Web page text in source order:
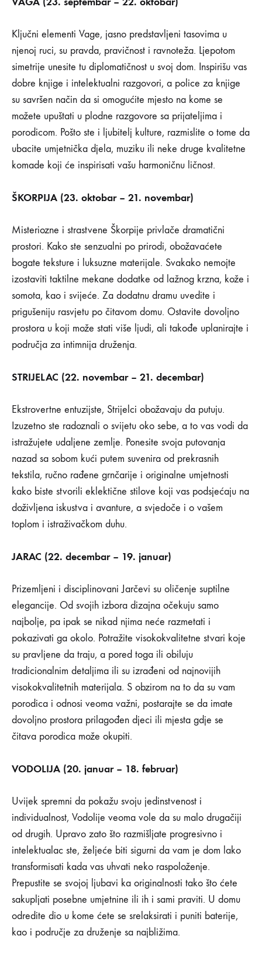
Ključni elementi Vage, jasno predstavljeni tasovima u
njenoj ruci, su pravda, pravičnost i ravnoteža. Ljepotom
simetrije unesite tu diplomatičnost u svoj dom. Inspirišu vas
dobre knjige i intelektualni razgovori, a police za knjige
su savršen način da si omogućite mjesto na kome se
možete upuštati u plodne razgovore sa prijateljima i
porodicom. Pošto ste i ljubitelj kulture, razmislite o tome da
ubacite umjetnička djela, muziku ili neke druge kvalitetne
komade koji će inspirisati vašu harmoničnu ličnost.
ŠKORPIJA (23. oktobar – 21. novembar)
Misteriozne i strastvene Škorpije privlače dramatični
prostori. Kako ste senzualni po prirodi, obožavaćete
bogate teksture i luksuzne materijale. Svakako nemojte
izostaviti taktilne mekane dodatke od lažnog krzna, kože i
somota, kao i svijeće. Za dodatnu dramu uvedite i
prigušeniju rasvjetu po čitavom domu. Ostavite dovoljno
prostora u koji može stati više ljudi, ali takođe uplanirajte i
područja za intimnija druženja.
STRIJELAC (22. novembar – 21. decembar)
Ekstrovertne entuzijste, Strijelci obožavaju da putuju.
Izuzetno ste radoznali o svijetu oko sebe, a to vas vodi da
istražujete udaljene zemlje. Ponesite svoja putovanja
nazad sa sobom kući putem suvenira od prekrasnih
tekstila, ručno rađene grnčarije i originalne umjetnosti
kako biste stvorili eklektične stilove koji vas podsjećaju na
doživljena iskustva i avanture, a svjedoče i o vašem
toplom i istraživačkom duhu.
JARAC (22. decembar – 19. januar)
Prizemljeni i disciplinovani Jarčevi su oličenje suptilne
elegancije. Od svojih izbora dizajna očekuju samo
najbolje, pa ipak se nikad njima neće razmetati i
pokazivati ga okolo. Potražite visokokvalitetne stvari koje
su pravljene da traju, a pored toga ili obiluju
tradicionalnim detaljima ili su izrađeni od najnovijih
visokokvalitetnih materijala. S obzirom na to da su vam
porodica i odnosi veoma važni, postarajte se da imate
dovoljno prostora prilagođen djeci ili mjesta gdje se
čitava porodica može okupiti.
VODOLIJA (20. januar – 18. februar)
Uvijek spremni da pokažu svoju jedinstvenost i
individualnost, Vodolije veoma vole da su malo drugačiji
od drugih. Upravo zato što razmišljate progresivno i
intelektualac ste, željeće biti sigurni da vam je dom lako
transformisati kada vas uhvati neko raspoloženje.
Prepustite se svojoj ljubavi ka originalnosti tako što ćete
sakupljati posebne umjetnine ili ih i sami praviti. U domu
odredite dio u kome ćete se srelaksirati i puniti baterije,
kao i područje za druženje sa najbližima.